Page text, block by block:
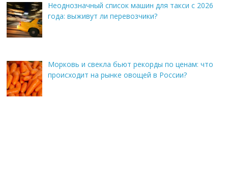
Неоднозначный список машин для такси с 2026
года: выживут ли перевозчики?
Морковь и свекла бьют рекорды по ценам: что
происходит на рынке овощей в России?